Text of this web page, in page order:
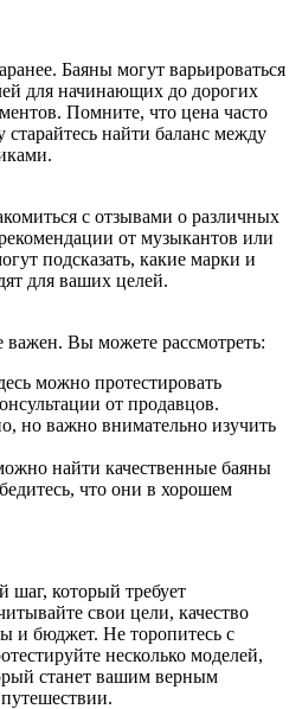
Баяны могут варьироваться
для начинающих до дорогих
Помните, что цена часто
старайтесь найти баланс между
с отзывами о различных
от музыкантов или
подсказать, какие марки и
для ваших целей.
Вы можете рассмотреть:
можно протестировать
от продавцов.
но важно внимательно изучить
найти качественные баяны
что они в хорошем
который требует
свои цели, качество
и бюджет. Не торопитесь с
несколько моделей,
станет вашим верным